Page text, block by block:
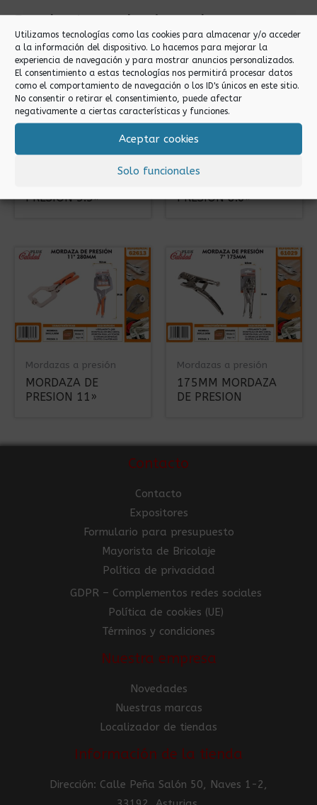
Utilizamos tecnologías como las cookies para almacenar y/o acceder
a la información del dispositivo. Lo hacemos para mejorar la
experiencia de navegación y para mostrar anuncios personalizados.
El consentimiento a estas tecnologías nos permitirá procesar datos
como el comportamiento de navegación o los ID's únicos en este sitio.
No consentir o retirar el consentimiento, puede afectar
negativamente a ciertas características y funciones.
Aceptar cookies
Solo funcionales
Productos relacionados
PRESION 5.5»
Mordazas a presión
PRESION 8.6»
Mordazas a presión
MORDAZA DE
PRESION 11»
Mordazas a presión
175MM MORDAZA
DE PRESION
Contacto
Contacto
Expositores
Formulario para presupuesto
Mayorista de Bricolaje
Política de privacidad
GDPR – Complementos redes sociales
Política de cookies (UE)
Términos y condiciones
Nuestra empresa
Novedades
Nuestras marcas
Localizador de tiendas
Información de la tienda
Dirección: Calle Peña Salón 50, Naves 1-2,